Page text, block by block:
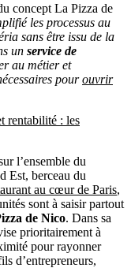
concept La Pizza de
les processus au
sans être issu de la
un service de
au métier et
pourouvrir
rentabilité : les
l’ensemble du
Est, berceau du
au cœur de Paris,
sont à saisir partout
de Nico. Dans sa
prioritairement à
pour rayonner
d’entrepreneurs,